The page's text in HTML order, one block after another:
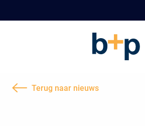
Terug naar nieuws